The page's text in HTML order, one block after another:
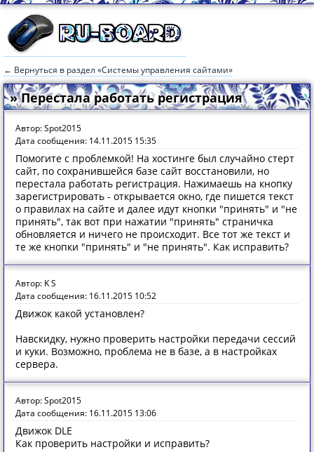
← Вернуться в раздел «Системы управления сайтами»
» Перестала работать регистрация
Автор: Spot2015
Дата сообщения: 14.11.2015 15:35
Помогите с проблемкой! На хостинге был случайно стерт
сайт, по сохранившейся базе сайт восстановили, но
перестала работать регистрация. Нажимаешь на кнопку
зарегистрировать - открывается окно, где пишется текст
о правилах на сайте и далее идут кнопки "принять" и "не
принять", так вот при нажатии "принять" страничка
обновляется и ничего не происходит. Все тот же текст и
те же кнопки "принять" и "не принять". Как исправить?
Автор: K S
Дата сообщения: 16.11.2015 10:52
Движок какой установлен?
Навскидку, нужно проверить настройки передачи сессий
и куки. Возможно, проблема не в базе, а в настройках
сервера.
Автор: Spot2015
Дата сообщения: 16.11.2015 13:06
Движок DLE
Как проверить настройки и исправить?